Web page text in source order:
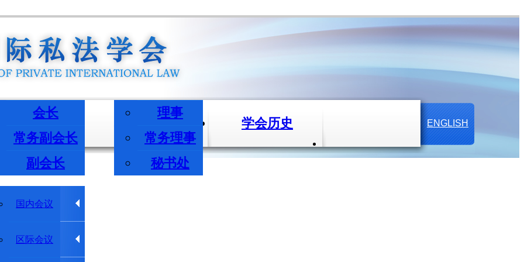
会长
常务副会长
副会长
/副会长
理事
常务理事
秘书处
机构与成员 学会历史 ENGLISH
国内会议
区际会议
学术会议
学术动态